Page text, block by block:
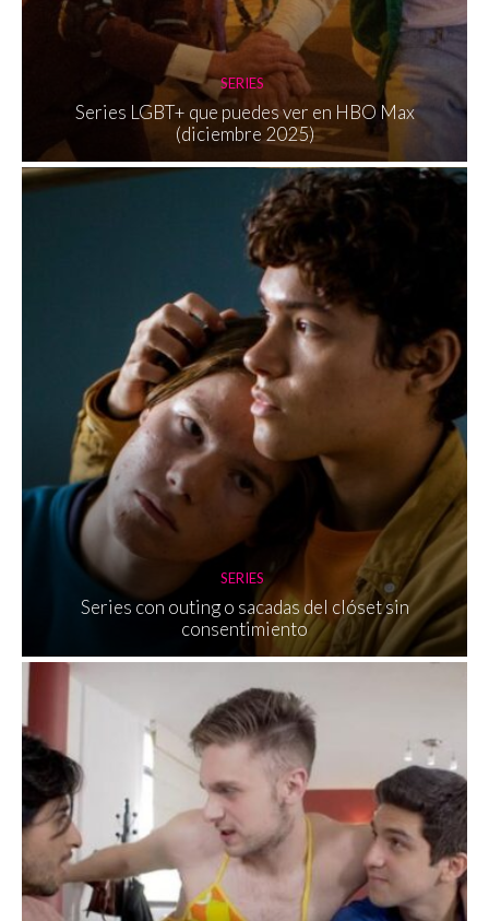
SERIES
Series LGBT+ que puedes ver en HBO Max
(diciembre 2025)
SERIES
Series con outing o sacadas del clóset sin
consentimiento